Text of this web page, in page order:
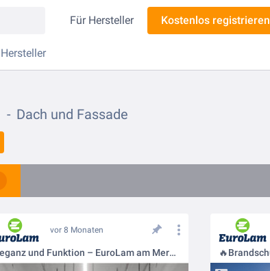
Für Hersteller Kostenlos registrieren
Hersteller
Dach und Fassade
vor 8 Monaten
Eleganz und Funktion – EuroLam am Mercedes-Benz Standort Salzufer 💪